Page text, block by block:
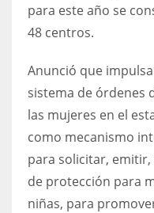
para este año se
48 centros.
Anunció que
sistema de órdenes
las mujeres en el
como mecanismo
para solicitar,
de protección para
niñas, para